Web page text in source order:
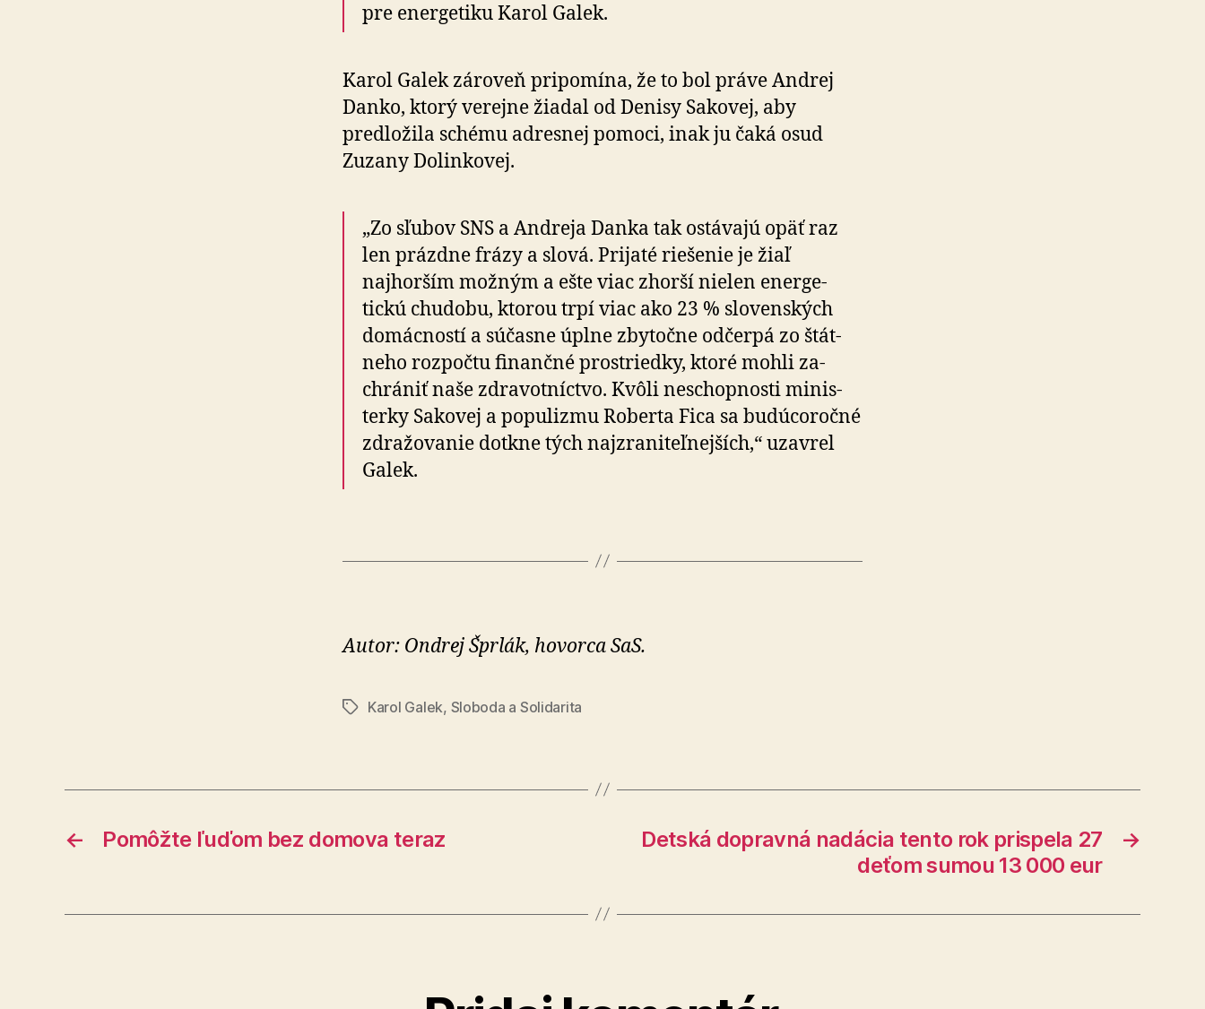
pre energetiku Karol Galek.
Karol Galek zároveň pripomína, že to bol práve Andrej
Danko, ktorý verejne žiadal od Denisy Sakovej, aby
predložila schému adresnej pomoci, inak ju čaká osud
Zuzany Dolinkovej.
„Zo sľubov SNS a Andreja Danka tak ostávajú opäť raz
len prázdne frázy a slová. Prijaté riešenie je žiaľ
najhorším možným a ešte viac zhorší nielen ener­ge­
tickú chudobu, ktorou trpí viac ako 23 % slovenských
domácností a súčasne úplne zbytočne odčerpá zo štát­
ne­ho rozpočtu finančné prostriedky, ktoré mohli za­
chrá­niť naše zdravotníctvo. Kvôli neschopnosti mi­nis­
terky Sakovej a populizmu Roberta Fica sa bu­dú­co­roč­né
zdražovanie dotkne tých najzraniteľnejších,“ uzavrel
Galek.
Autor: Ondrej Šprlák, hovorca SaS.
ZnačkyKarol Galek, Sloboda a Solidarita
← Pomôžte ľuďom bez domova teraz →
Detská dopravná nadácia tento rok prispela 27
deťom sumou 13 000 eur